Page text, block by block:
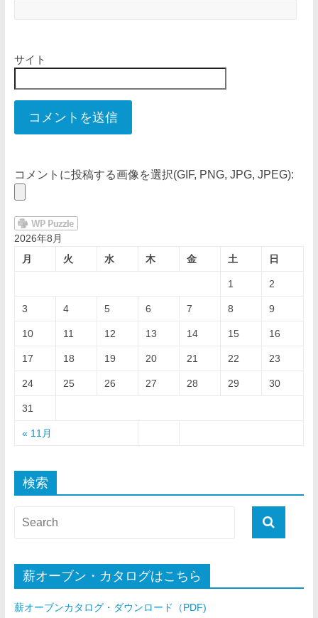
サイト
コメントに投稿する画像を選択(GIF, PNG, JPG, JPEG):
2026年8月
月
火 水 木 金 土 日
« 11月
1 2
3 4 5 6 7 8 9
10 11 12 13 14 15 16
17 18 19 20 21 22 23
24 25 26 27 28 29 30
31
検索
薪オーブン・カタログはこちら
薪オーブンカタログ・ダウンロード（PDF)